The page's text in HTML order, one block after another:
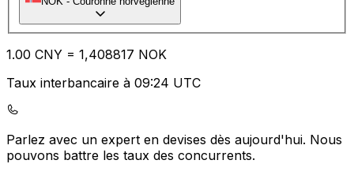
1.00 CNY = 1,408817 NOK
Taux interbancaire à 09:24 UTC
Parlez avec un expert en devises dès aujourd'hui. Nous
pouvons battre les taux des concurrents.